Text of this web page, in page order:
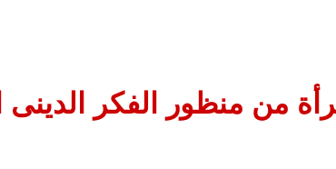
من منظور الفكر